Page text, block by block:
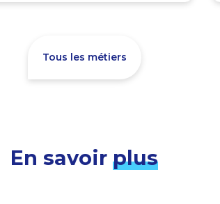
Tous les métiers
En savoir plus